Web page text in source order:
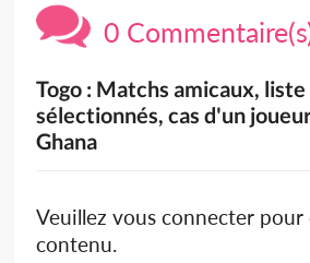
0
Togo : Matchs amicaux,
sélectionnés, cas d'un
Ghana
Veuillez vous connecter
contenu.